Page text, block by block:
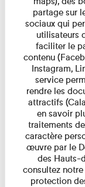
partage sur
sociaux qui
utilisateurs
faciliter le
contenu
Instagram,
service
rendre les
attractifs
en savoir
traitements
caractère
œuvre par le
des Hauts-
consultez
protection